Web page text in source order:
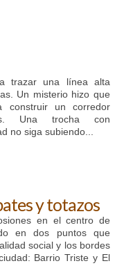
trazar una línea alta
Un misterio hizo que
construir un corredor
Una trocha con
no siga subiendo...
y totazos
en el centro de
en dos puntos que
social y los bordes
Barrio Triste y El